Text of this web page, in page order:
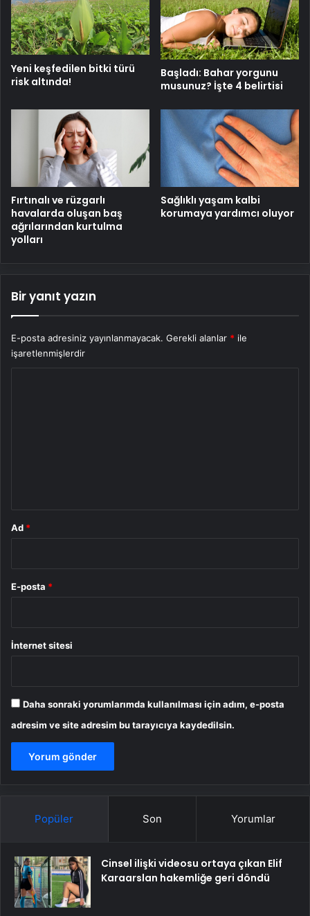
Yeni keşfedilen bitki türü
risk altında!
Başladı: Bahar yorgunu
musunuz? İşte 4 belirtisi
Fırtınalı ve rüzgarlı
havalarda oluşan baş
ağrılarından kurtulma
yolları
Sağlıklı yaşam kalbi
korumaya yardımcı oluyor
Bir yanıt yazın
E-posta adresiniz yayınlanmayacak. Gerekli alanlar * ile
işaretlenmişlerdir
Ad *
E-posta *
İnternet sitesi
Daha sonraki yorumlarımda kullanılması için adım, e-posta
adresim ve site adresim bu tarayıcıya kaydedilsin.
Popüler Son Yorumlar
Cinsel ilişki videosu ortaya çıkan Elif
Karaarslan hakemliğe geri döndü